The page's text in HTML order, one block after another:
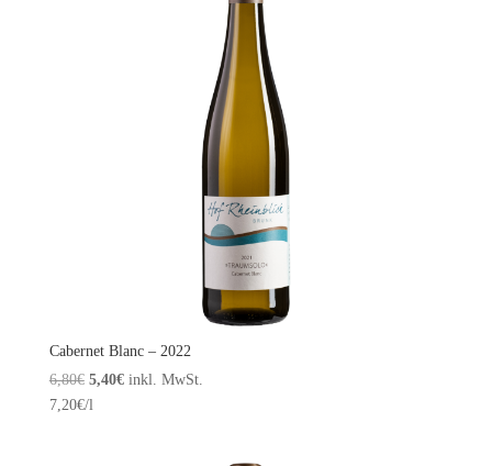
Cabernet Blanc – 2022
6,80€ Ursprünglicher
Preis
5,40€Aktueller
inkl. MwSt.
7,20€/l